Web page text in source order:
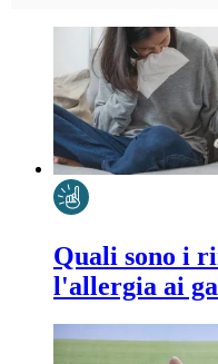
Quali sono i
l'allergia ai